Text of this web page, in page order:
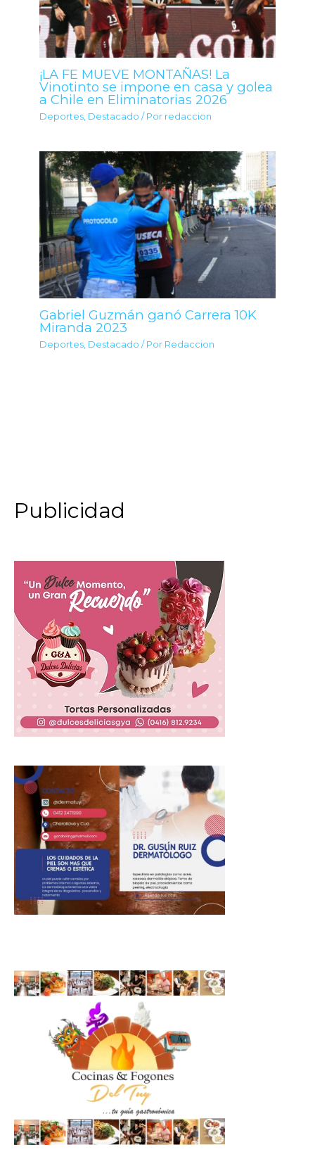
¡LA FE MUEVE MONTAÑAS! La
Vinotinto se impone en casa y golea
a Chile en Eliminatorias 2026
Deportes, Destacado / Por redaccion
Gabriel Guzmán ganó Carrera 10K
Miranda 2023
Deportes, Destacado / Por Redaccion
Publicidad